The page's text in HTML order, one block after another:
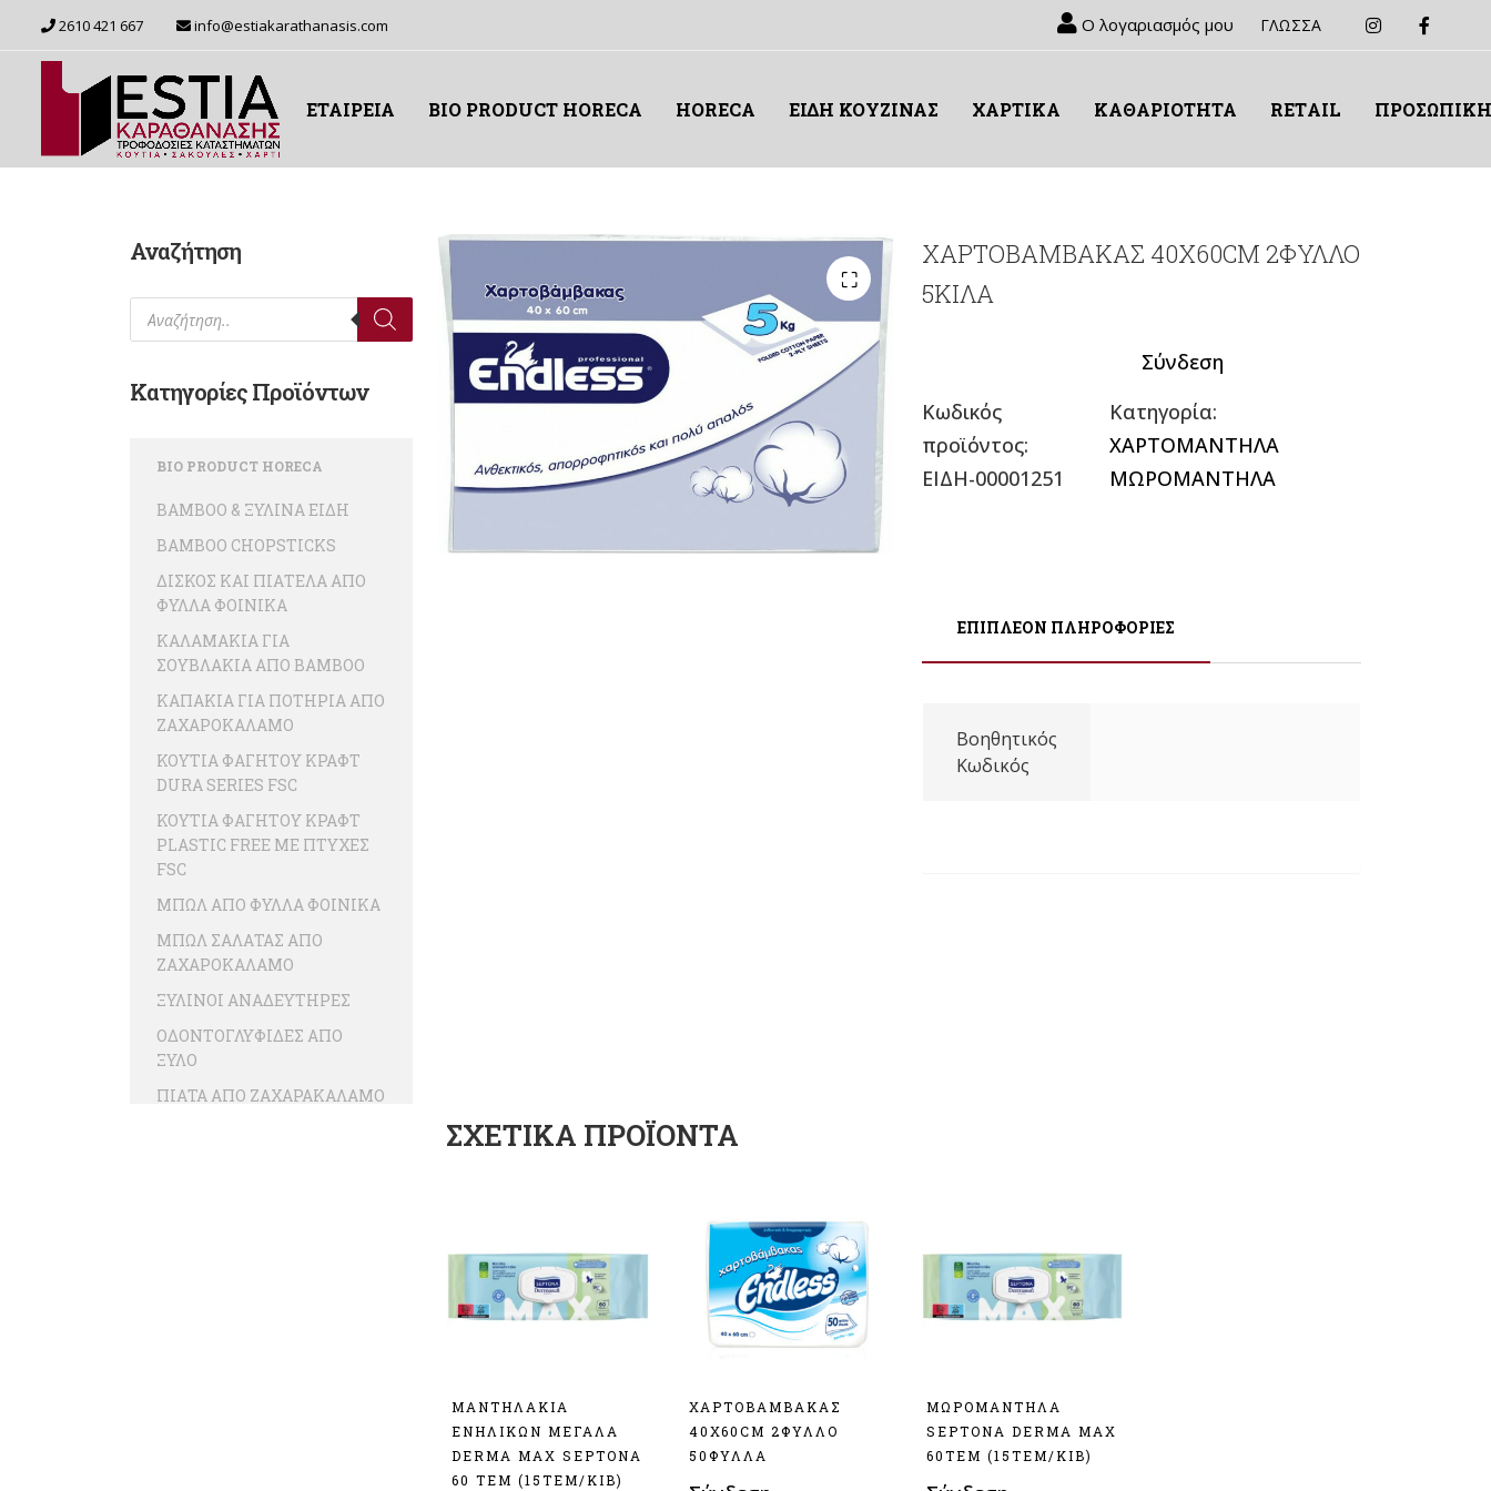
2610 421 667 info@estiakarathanasis.com Ο λογαριασμός μου ΓΛΩΣΣΑ
ΕΤΑΙΡΕΙΑ BIO PRODUCT HORECA HORECA ΕΙΔΗ ΚΟΥΖΙΝΑΣ ΧΑΡΤΙΚΑ ΚΑΘΑΡΙΟΤΗΤΑ RETΑIL
ΧΑΡΤΟΒΑΜΒΑΚΑΣ 40Χ60CM 2ΦΥΛΛΟ
5ΚΙΛΑ
Σύνδεση
Κωδικός
προϊόντος:
ΕΙΔΗ-00001251
Κατηγορία:
ΧΑΡΤΟΜΑΝΤΗΛΑ
ΜΩΡΟΜΑΝΤΗΛΑ
ΕΠΙΠΛΈΟΝ ΠΛΗΡΟΦΟΡΊΕΣ
Βοηθητικός
Κωδικός
ΣΧΕΤΙΚΆ ΠΡΟΪΌΝΤΑ
ΜΑΝΤΗΛΑΚΙΑ
ΕΝΗΛΙΚΩΝ ΜΕΓΑΛΑ
DERMA MAX SEPTONA
60 ΤΕΜ (15ΤΕΜ/ΚΙΒ)
ΧΑΡΤΟΒΑΜΒΑΚΑΣ
40Χ60CM 2ΦΥΛΛΟ
50ΦΥΛΛΑ
ΜΩΡΟΜΑΝΤΗΛΑ
SEPTONA DERMA MAX
60ΤΕΜ (15ΤΕΜ/ΚΙΒ)
Αναζήτηση
Products search
Κατηγορίες Προϊόντων
BIO PRODUCT HORECA
BAMBOO & ΞΥΛΙΝΑ ΕΙΔΗ
BAMBOO CHOPSTICKS
ΔΙΣΚΟΣ ΚΑΙ ΠΙΑΤΕΛΑ ΑΠΟ
ΦΥΛΛΑ ΦΟΙΝΙΚΑ
ΚΑΛΑΜΑΚΙΑ ΓΙΑ
ΣΟΥΒΛΑΚΙΑ ΑΠΟ BAMBOO
ΚΑΠΑΚΙΑ ΓΙΑ ΠΟΤΗΡΙΑ ΑΠΟ
ΖΑΧΑΡΟΚΑΛΑΜΟ
ΚΟΥΤΙΑ ΦΑΓΗΤΟΥ ΚΡΑΦΤ
DURA SERIES FSC
ΚΟΥΤΙΑ ΦΑΓΗΤΟΥ ΚΡΑΦΤ
PLASTIC FREE ME ΠΤΥΧΕΣ
FSC
ΜΠΩΛ ΑΠΟ ΦΥΛΛΑ ΦΟΙΝΙΚΑ
ΜΠΩΛ ΣΑΛΑΤΑΣ ΑΠΟ
ΖΑΧΑΡΟΚΑΛΑΜΟ
ΞΥΛΙΝΟΙ ΑΝΑΔΕΥΤΗΡΕΣ
ΟΔΟΝΤΟΓΛΥΦΙΔΕΣ ΑΠΟ
ΞΥΛΟ
ΠΙΑΤΑ ΑΠΟ ΖΑΧΑΡΑΚΑΛΑΜΟ